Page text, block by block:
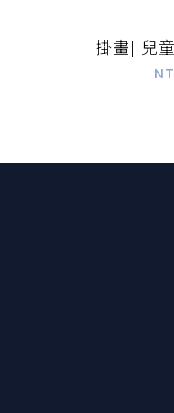
掛畫| 兒